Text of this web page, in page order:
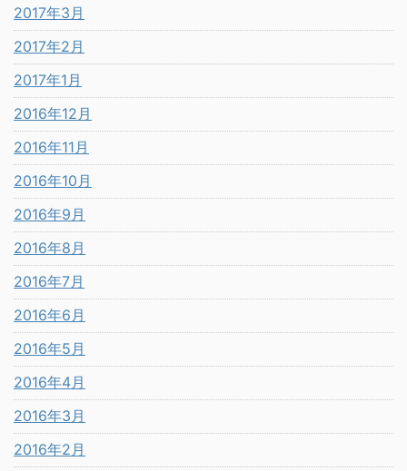
2017年3月
2017年2月
2017年1月
2016年12月
2016年11月
2016年10月
2016年9月
2016年8月
2016年7月
2016年6月
2016年5月
2016年4月
2016年3月
2016年2月